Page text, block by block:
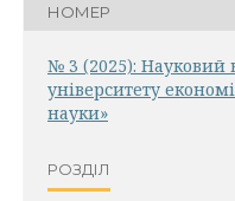
НОМЕР
№ 3 (2025): Науковий
університету
науки»
РОЗДІЛ